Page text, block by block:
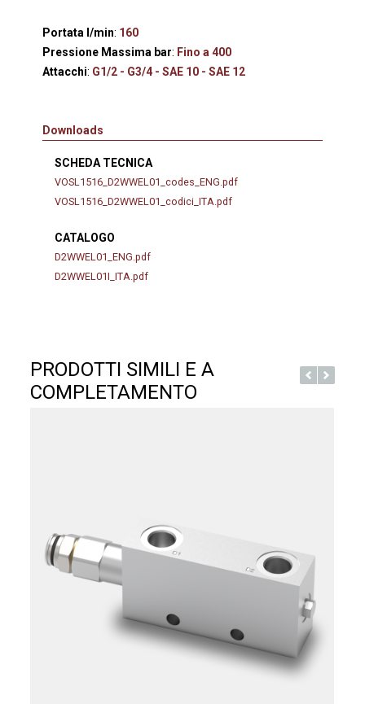
Portata l/min: 160
Pressione Massima bar: Fino a 400
Attacchi: G1/2 - G3/4 - SAE 10 - SAE 12
Downloads
SCHEDA TECNICA
VOSL1516_D2WWEL01_codes_ENG.pdf
VOSL1516_D2WWEL01_codici_ITA.pdf
CATALOGO
D2WWEL01_ENG.pdf
D2WWEL01I_ITA.pdf
PRODOTTI SIMILI E A
COMPLETAMENTO